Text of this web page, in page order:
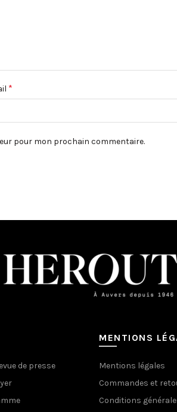
*
pour mon prochain commentaire.
de presse
MENTIONS
Mentions légales
Commandes et
Conditions